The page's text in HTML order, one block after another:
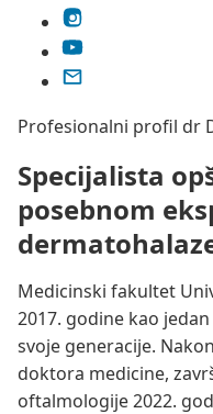
Profesionalni profil dr
Specijalista
posebnom
Medicinski fakultet
2017. godine kao
svoje generacije.
doktora medicine,
oftalmologije 2022.